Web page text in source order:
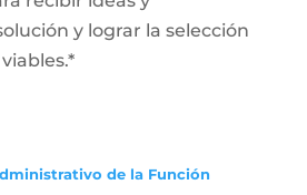
y lograr la selección
de la Función